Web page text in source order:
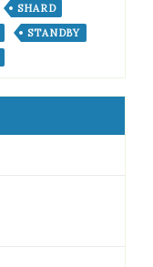
SHARD
STANDBY